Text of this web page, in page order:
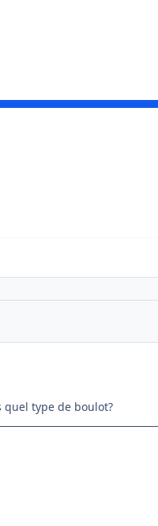
quel type de boulot?